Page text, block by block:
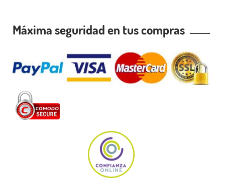
Máxima seguridad en tus compras